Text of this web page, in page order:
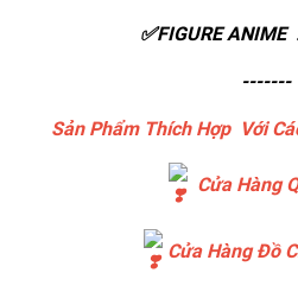
✅FIGURE
-------
Sản Phẩm Thích Hợp Với
Cửa Hàng
Cửa Hàng Đồ